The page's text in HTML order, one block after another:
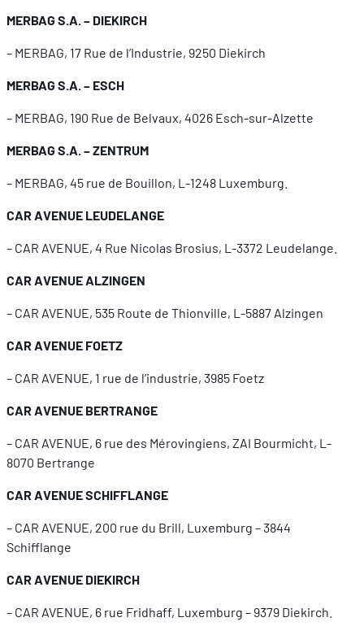
MERBAG S.A. – DIEKIRCH
– MERBAG, 17 Rue de l’Industrie, 9250 Diekirch
MERBAG S.A. – ESCH
– MERBAG, 190 Rue de Belvaux, 4026 Esch-sur-Alzette
MERBAG S.A. – ZENTRUM
– MERBAG, 45 rue de Bouillon, L-1248 Luxemburg.
CAR AVENUE LEUDELANGE
– CAR AVENUE, 4 Rue Nicolas Brosius, L-3372 Leudelange.
CAR AVENUE ALZINGEN
– CAR AVENUE, 535 Route de Thionville, L-5887 Alzingen
CAR AVENUE FOETZ
– CAR AVENUE, 1 rue de l’industrie, 3985 Foetz
CAR AVENUE BERTRANGE
– CAR AVENUE, 6 rue des Mérovingiens, ZAI Bourmicht, L-
8070 Bertrange
CAR AVENUE SCHIFFLANGE
– CAR AVENUE, 200 rue du Brill, Luxemburg – 3844
Schifflange
CAR AVENUE DIEKIRCH
– CAR AVENUE, 6 rue Fridhaff, Luxemburg – 9379 Diekirch.